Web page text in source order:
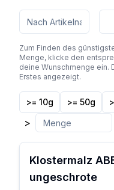
Zum Finden des
Menge, klicke den
deine Wunschmenge ein.
Erstes angezeigt.
>= 10g >= 50g
>
Klostermalz
ungeschrote